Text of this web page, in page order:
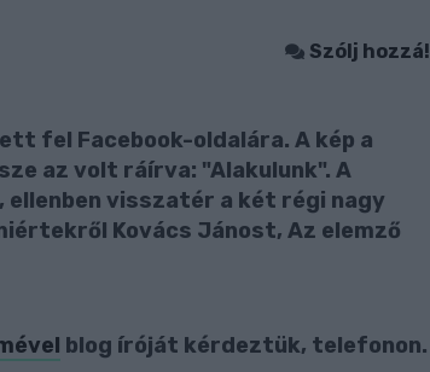
Szólj hozzá!
fel Facebook-oldalára. A kép a
az volt ráírva: "Alakulunk". A
visszatér a két régi nagy
Kovács Jánost, Az elemző
blog íróját kérdeztük, telefonon.